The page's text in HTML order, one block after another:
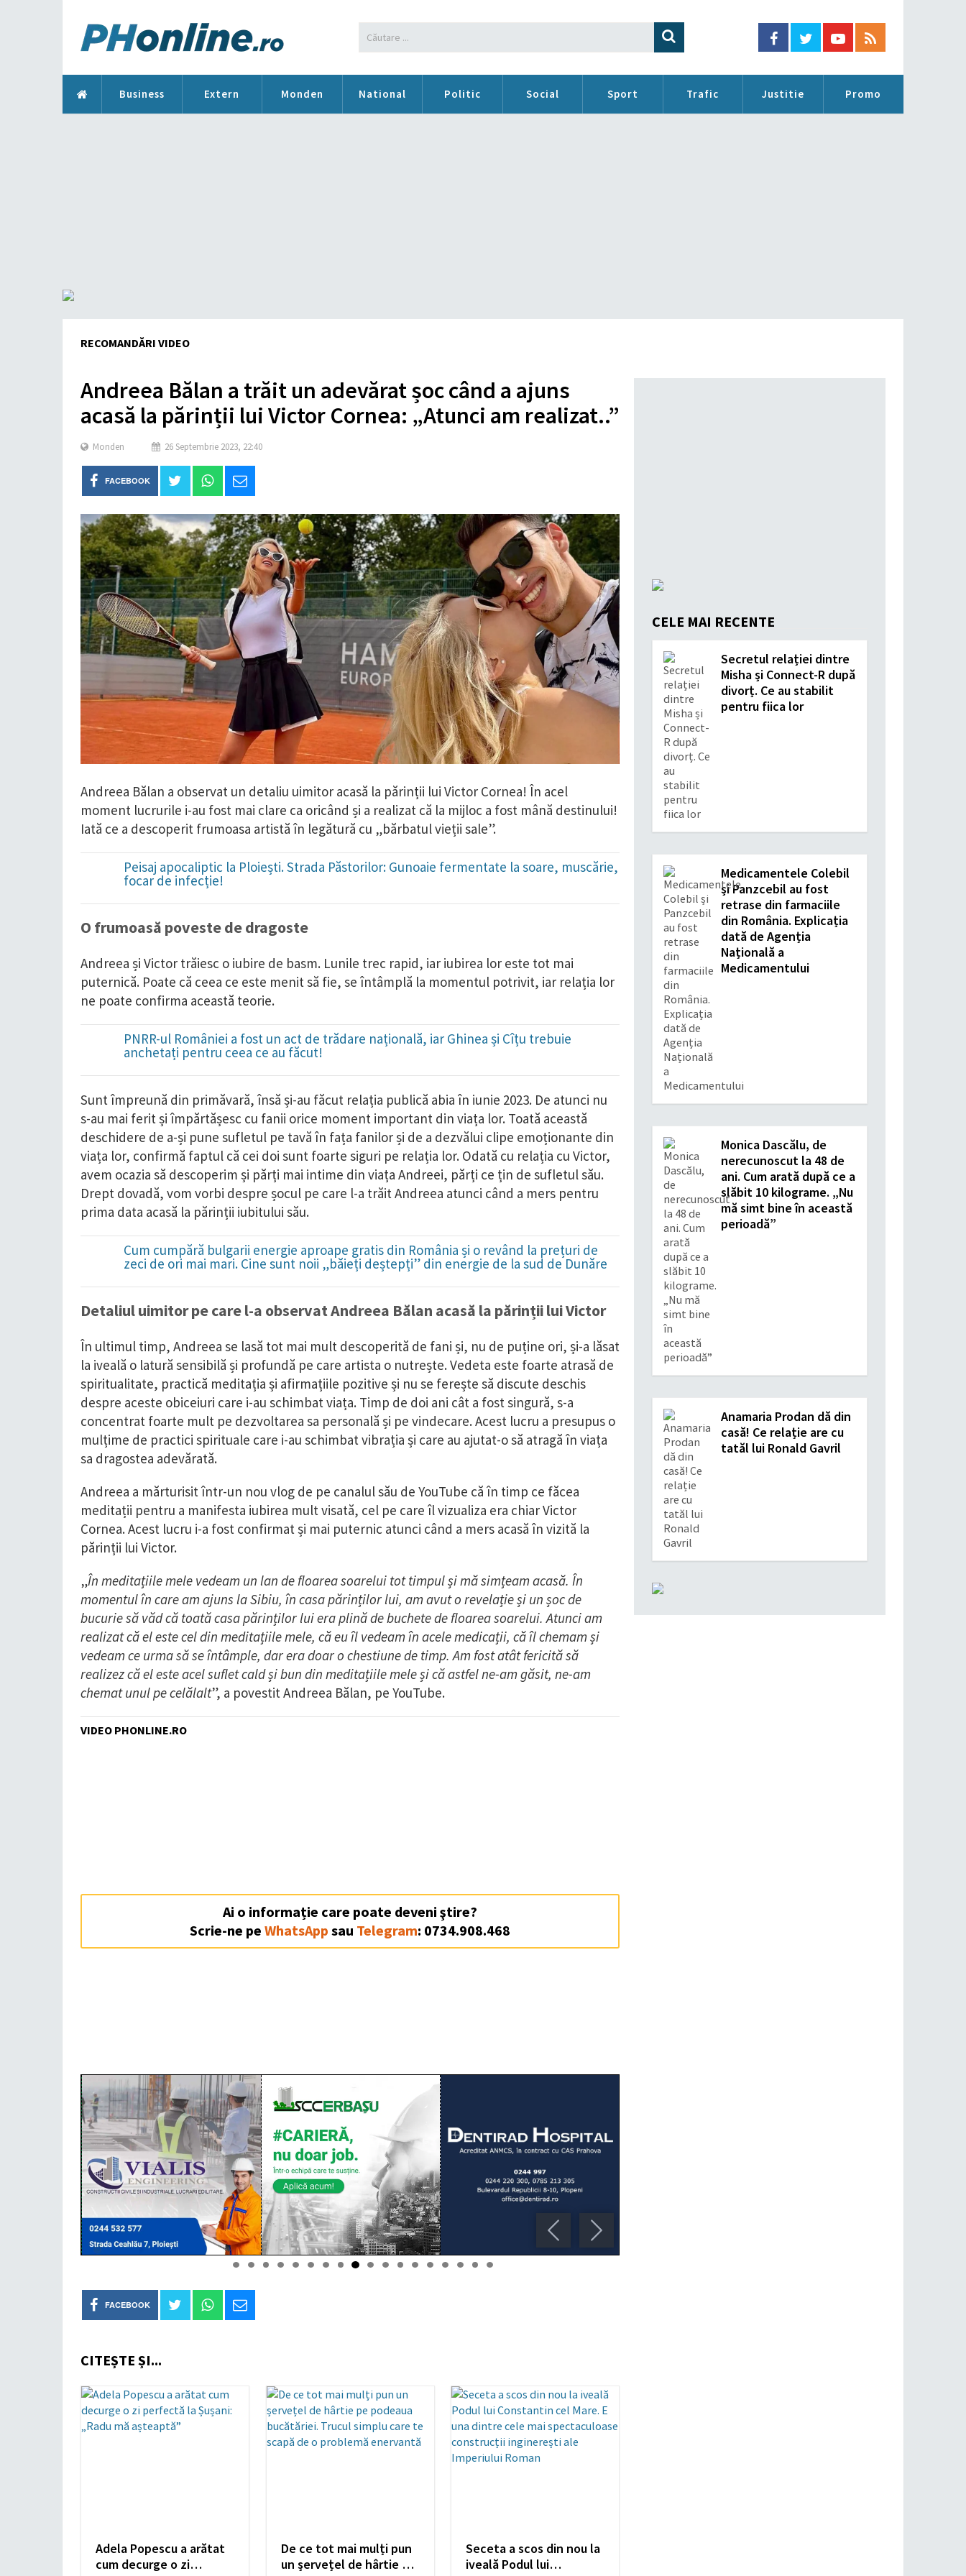
Business Extern Monden National Politic Social Sport Trafic Justitie Promo
RECOMANDĂRI VIDEO
Andreea Bălan a trăit un adevărat șoc când a ajuns
acasă la părinții lui Victor Cornea: „Atunci am realizat..”
Monden 26 Septembrie 2023, 22:40
FACEBOOK
Andreea Bălan a observat un detaliu uimitor acasă la părinții lui Victor Cornea! În acel
moment lucrurile i-au fost mai clare ca oricând și a realizat că la mijloc a fost mână destinului!
Iată ce a descoperit frumoasa artistă în legătură cu „bărbatul vieții sale”.
Peisaj apocaliptic la Ploiești. Strada Păstorilor: Gunoaie fermentate la soare, muscărie,
focar de infecție!
O frumoasă poveste de dragoste
Andreea și Victor trăiesc o iubire de basm. Lunile trec rapid, iar iubirea lor este tot mai
puternică. Poate că ceea ce este menit să fie, se întâmplă la momentul potrivit, iar relația lor
ne poate confirma această teorie.
PNRR-ul României a fost un act de trădare națională, iar Ghinea și Cîțu trebuie
anchetați pentru ceea ce au făcut!
Sunt împreună din primăvară, însă și-au făcut relația publică abia în iunie 2023. De atunci nu
s-au mai ferit și împărtășesc cu fanii orice moment important din viața lor. Toată această
deschidere de a-și pune sufletul pe tavă în fața fanilor și de a dezvălui clipe emoționante din
viața lor, confirmă faptul că cei doi sunt foarte siguri pe relația lor. Odată cu relația cu Victor,
avem ocazia să descoperim și părți mai intime din viața Andreei, părți ce țin de sufletul său.
Drept dovadă, vom vorbi despre șocul pe care l-a trăit Andreea atunci când a mers pentru
prima data acasă la părinții iubitului său.
Cum cumpără bulgarii energie aproape gratis din România și o revând la prețuri de
zeci de ori mai mari. Cine sunt noii „băieți deștepți” din energie de la sud de Dunăre
Detaliul uimitor pe care l-a observat Andreea Bălan acasă la părinții lui Victor
În ultimul timp, Andreea se lasă tot mai mult descoperită de fani și, nu de puține ori, și-a lăsat
la iveală o latură sensibilă și profundă pe care artista o nutrește. Vedeta este foarte atrasă de
spiritualitate, practică meditația și afirmațiile pozitive și nu se ferește să discute deschis
despre aceste obiceiuri care i-au schimbat viața. Timp de doi ani cât a fost singură, s-a
concentrat foarte mult pe dezvoltarea sa personală și pe vindecare. Acest lucru a presupus o
mulțime de practici spirituale care i-au schimbat vibrația și care au ajutat-o să atragă în viața
sa dragostea adevărată.
Andreea a mărturisit într-un nou vlog de pe canalul său de YouTube că în timp ce făcea
meditații pentru a manifesta iubirea mult visată, cel pe care îl vizualiza era chiar Victor
Cornea. Acest lucru i-a fost confirmat și mai puternic atunci când a mers acasă în vizită la
părinții lui Victor.
„În meditațiile mele vedeam un lan de floarea soarelui tot timpul și mă simțeam acasă. În
momentul în care am ajuns la Sibiu, în casa părinților lui, am avut o revelație și un șoc de
bucurie să văd că toată casa părinților lui era plină de buchete de floarea soarelui. Atunci am
realizat că el este cel din meditațiile mele, că eu îl vedeam în acele medicații, că îl chemam și
vedeam ce urma să se întâmple, dar era doar o chestiune de timp. Am fost atât fericită să
realizez că el este acel suflet cald și bun din meditațiile mele și că astfel ne-am găsit, ne-am
chemat unul pe celălalt”, a povestit Andreea Bălan, pe YouTube.
VIDEO PHONLINE.RO
Ai o informație care poate deveni ştire?
Scrie-ne peWhatsApp sau Telegram: 0734.908.468
FACEBOOK
CITEȘTE ȘI...
Adela Popescu a arătat
cum decurge o zi
De ce tot mai mulți pun
un șervețel de hârtie pe
Seceta a scos din nou la
iveală Podul lui
CELE MAI RECENTE
Secretul relației dintre
Misha și Connect-R după
divorț. Ce au stabilit
pentru fiica lor
Medicamentele Colebil
și Panzcebil au fost
retrase din farmaciile
din România. Explicația
dată de Agenția
Națională a
Medicamentului
Monica Dascălu, de
nerecunoscut la 48 de
ani. Cum arată după ce a
slăbit 10 kilograme. „Nu
mă simt bine în această
perioadă”
Anamaria Prodan dă din
casă! Ce relație are cu
tatăl lui Ronald Gavril